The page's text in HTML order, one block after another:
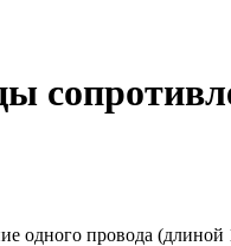
одного провода